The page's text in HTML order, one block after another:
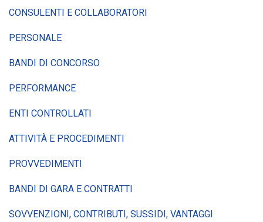
CONSULENTI E COLLABORATORI
PERSONALE
BANDI DI CONCORSO
PERFORMANCE
ENTI CONTROLLATI
ATTIVITÀ E PROCEDIMENTI
PROVVEDIMENTI
BANDI DI GARA E CONTRATTI
SOVVENZIONI, CONTRIBUTI, SUSSIDI, VANTAGGI